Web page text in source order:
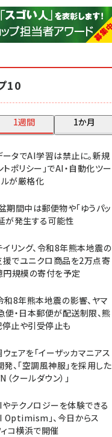
ecbeing (1211)
アスクル (1122)
ビィ・フォアード (777)
10
1週間 1か月
タでAI学習は禁止に。新規
トポリシー」でAI・自動化ツー
が厳格化
期間中は郵便物や「ゆうパッ
が発生する可能性
イリング、令和8年熊本地震の
でユニクロ商品を2万点寄
円規模の寄付を予定
和8年熊本地震の影響、ヤマ
便・日本郵便が配送制限、熊
止や引受停止も
ェアを「イーザッカマニアス
、「空調風神服」を採用した
（クールダウン）」
テクノロジーを体験できる
Optimism」、今日からス
ィコ横浜で開催